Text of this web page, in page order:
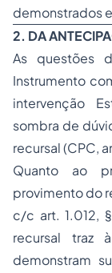
demonstrados
2. DA
As questões
Instrumento
intervenção
sombra de
recursal (CPC,
Quanto ao
provimento do
c/c art. 1.012,
recursal traz
demonstram